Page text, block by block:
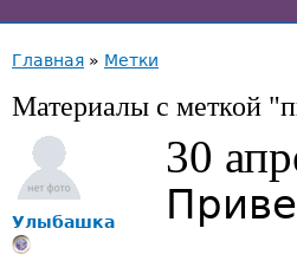
Главная » Метки
Материалы с меткой
Улыбашка
30